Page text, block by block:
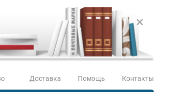
Доставка Помощь Контакты